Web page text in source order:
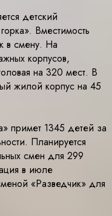
детский
Вместимость
в смену. На
корпусов,
на 320 мест. В
жилой корпус на 45
примет 1345 детей за
Планируется
смен для 299
в июле
«Разведчик» для